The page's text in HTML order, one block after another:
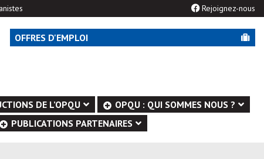
Rejoignez-nous
OFFRES D'EMPLOI
DE L’OPQU
OPQU : QUI SOMMES NOUS ?
PUBLICATIONS PARTENAIRES